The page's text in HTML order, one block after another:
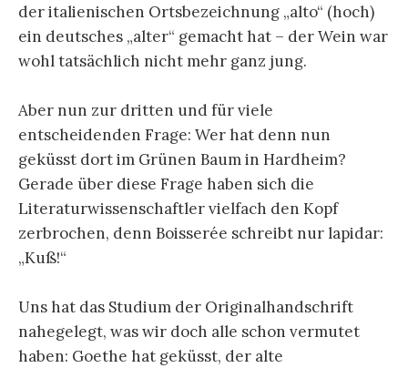
der italienischen Ortsbezeichnung „alto“ (hoch)
ein deutsches „alter“ gemacht hat – der Wein war
wohl tatsächlich nicht mehr ganz jung.
Aber nun zur dritten und für viele
entscheidenden Frage: Wer hat denn nun
geküsst dort im Grünen Baum in Hardheim?
Gerade über diese Frage haben sich die
Literaturwissenschaftler vielfach den Kopf
zerbrochen, denn Boisserée schreibt nur lapidar:
„Kuß!“
Uns hat das Studium der Originalhandschrift
nahegelegt, was wir doch alle schon vermutet
haben: Goethe hat geküsst, der alte